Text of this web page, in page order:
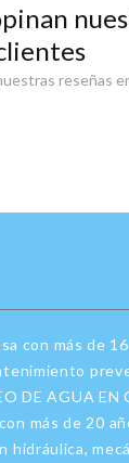
reseñas
con más de
DE AGUA EN
más de 20
hidráulica,